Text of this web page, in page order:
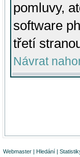
pomluvy,
software
třetí
Návrat
Webmaster | Hledání |